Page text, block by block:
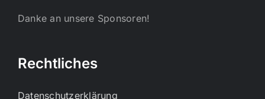
Danke an unsere Sponsoren!
Rechtliches
Datenschutzerklärung